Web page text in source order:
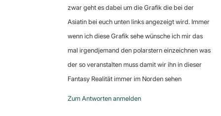
zwar geht es dabei um die Grafik die bei der
Asiatin bei euch unten links angezeigt wird. Immer
wenn ich diese Grafik sehe wünsche ich mir das
mal irgendjemand den polarstern einzeichnen was
der so veranstalten muss damit wir ihn in dieser
Fantasy Realität immer im Norden sehen
Zum Antworten anmelden